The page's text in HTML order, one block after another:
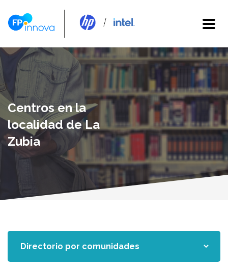
Centros en la
localidad de La
Zubia